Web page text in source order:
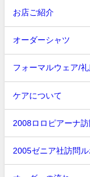
お店ご紹介
オーダーシャツ
フォーマルウェア/礼
ケアについて
2008ロロピアーナ
2005ゼニア社訪問ル